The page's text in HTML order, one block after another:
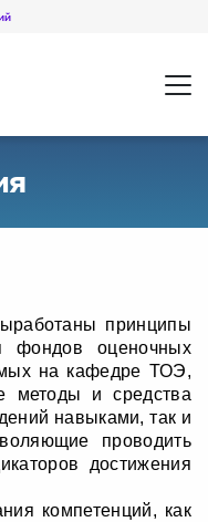
принципы
фондов оценочных
на кафедре ТОЭ,
методы и средства
навыками, так и
проводить
достижения
компетенций, как